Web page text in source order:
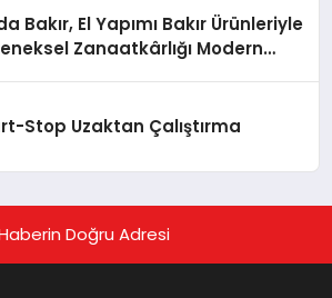
Bakır, El Yapımı Bakır Ürünleriyle
Zanaatkârlığı Modern
Stop Uzaktan Çalıştırma
Doğru Adresi